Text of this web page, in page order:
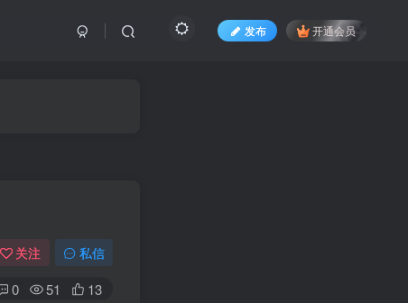
发布 开通会员
关注 私信
0 51 13